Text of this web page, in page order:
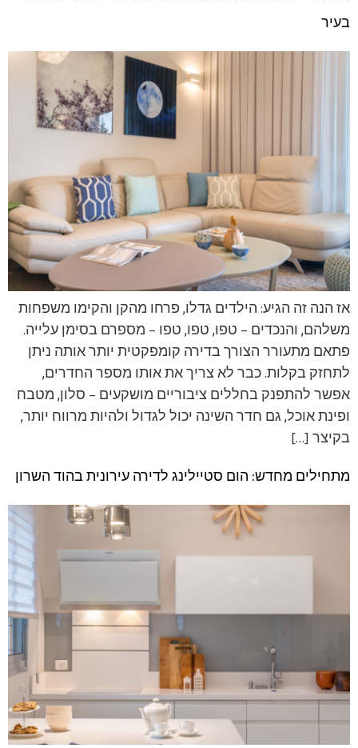
בעיר
אז הנה זה הגיע: הילדים גדלו, פרחו מהקן והקימו משפחות
משלהם, והנכדים – טפו, טפו, טפו – מספרם בסימן עלייה.
פתאם מתעורר הצורך בדירה קומפקטית יותר אותה ניתן
לתחזק בקלות. כבר לא צריך את אותו מספר החדרים,
אפשר להתפנק בחללים ציבוריים מושקעים – סלון, מטבח
ופינת אוכל, גם חדר השינה יכול לגדול ולהיות מרווח יותר,
בקיצר […]
מתחילים מחדש: הום סטיילינג לדירה עירונית בהוד השרון